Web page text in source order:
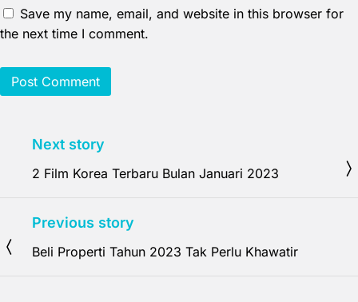
Save my name, email, and website in this browser for
the next time I comment.
Next story
2 Film Korea Terbaru Bulan Januari 2023
Previous story
Beli Properti Tahun 2023 Tak Perlu Khawatir